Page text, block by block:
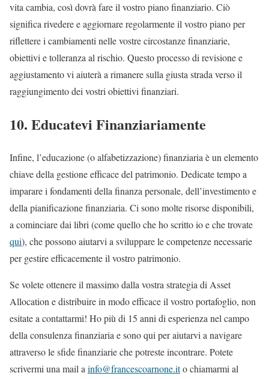
vita cambia, così dovrà fare il vostro piano finanziario. Ciò
significa rivedere e aggiornare regolarmente il vostro piano per
riflettere i cambiamenti nelle vostre circostanze finanziarie,
obiettivi e tolleranza al rischio. Questo processo di revisione e
aggiustamento vi aiuterà a rimanere sulla giusta strada verso il
raggiungimento dei vostri obiettivi finanziari.
10. Educatevi Finanziariamente
Infine, l’educazione (o alfabetizzazione) finanziaria è un elemento
chiave della gestione efficace del patrimonio. Dedicate tempo a
imparare i fondamenti della finanza personale, dell’investimento e
della pianificazione finanziaria. Ci sono molte risorse disponibili,
a cominciare dai libri (come quello che ho scritto io e che trovate
qui), che possono aiutarvi a sviluppare le competenze necessarie
per gestire efficacemente il vostro patrimonio.
Se volete ottenere il massimo dalla vostra strategia di Asset
Allocation e distribuire in modo efficace il vostro portafoglio, non
esitate a contattarmi! Ho più di 15 anni di esperienza nel campo
della consulenza finanziaria e sono qui per aiutarvi a navigare
attraverso le sfide finanziarie che potreste incontrare. Potete
scrivermi una mail a info@francescoarnone.ito chiamarmi al